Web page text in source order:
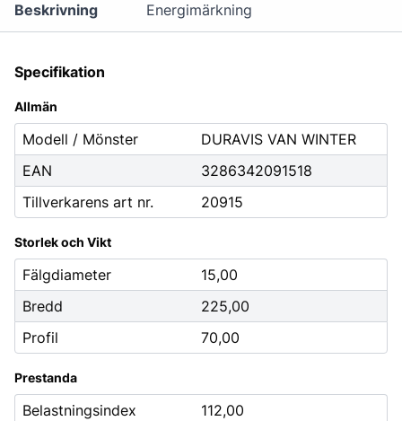
Beskrivning Energimärkning
Specifikation
Allmän
Modell / Mönster
DURAVIS VAN WINTER
EAN
3286342091518
Tillverkarens art nr.
20915
Storlek och Vikt
Fälgdiameter
15,00
Bredd
225,00
Profil
70,00
Prestanda
Belastningsindex
112,00